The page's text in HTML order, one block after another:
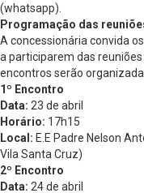
(whatsapp).
Programação das
A concessionária convida
a participarem das
encontros serão
1º Encontro
Data: 23 de abril
Horário: 17h15
Local: E.E Padre Nelson
Vila Santa Cruz)
2º Encontro
Data: 24 de abril